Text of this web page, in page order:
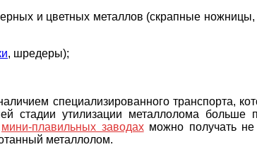
и цветных металлов (скрапные ножницы,
, шредеры);
специализированного транспорта,
утилизации металлолома больше
мини-плавильных заводахможно получать не
металлолом.